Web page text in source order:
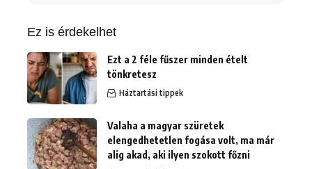
Ez is érdekelhet
Ezt a 2 féle fűszer minden ételt
tönkretesz
Háztartási tippek
Valaha a magyar szüretek
elengedhetetlen fogása volt, ma már
alig akad, aki ilyen szokott főzni